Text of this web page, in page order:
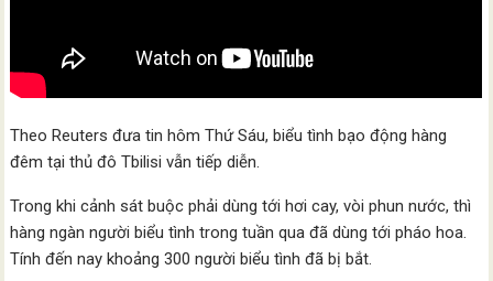
Theo Reuters đưa tin hôm Thứ Sáu, biểu tình bạo động hàng
đêm tại thủ đô Tbilisi vẫn tiếp diễn.
Trong khi cảnh sát buộc phải dùng tới hơi cay, vòi phun nước, thì
hàng ngàn người biểu tình trong tuần qua đã dùng tới pháo hoa.
Tính đến nay khoảng 300 người biểu tình đã bị bắt.